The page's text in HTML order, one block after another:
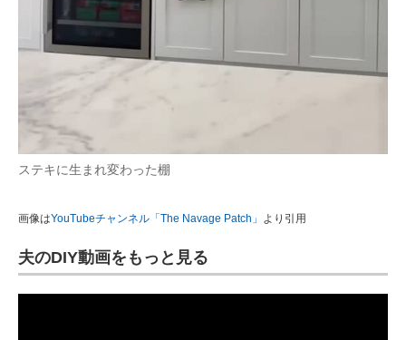
ステキに生まれ変わった棚
画像はYouTubeチャンネル「The Navage Patch」 より引用
夫のDIY動画をもっと見る